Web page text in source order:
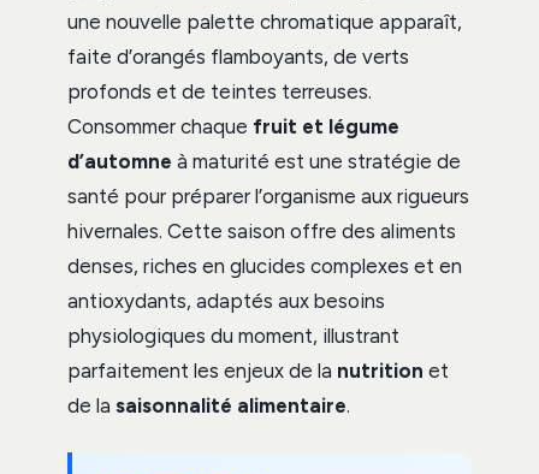
une nouvelle palette chromatique apparaît,
faite d’orangés flamboyants, de verts
profonds et de teintes terreuses.
Consommer chaque fruit et légume
d’automne à maturité est une stratégie de
santé pour préparer l’organisme aux rigueurs
hivernales. Cette saison offre des aliments
denses, riches en glucides complexes et en
antioxydants, adaptés aux besoins
physiologiques du moment, illustrant
parfaitement les enjeux de la nutrition et
de la saisonnalité alimentaire.